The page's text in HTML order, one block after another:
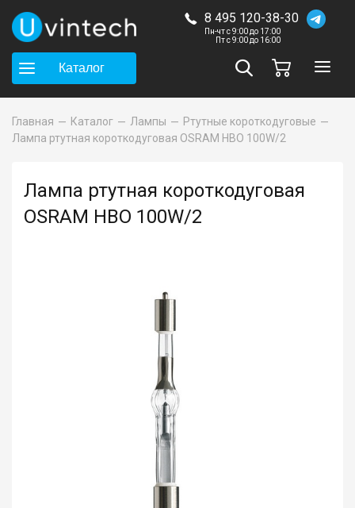
8 495 120-38-30
Пн-чт с 9:00 до 17:00
Пт с 9:00 до 16:00
Каталог
Главная Каталог Лампы
Ртутные короткодуговые
Лампа ртутная короткодуговая OSRAM HBO 100W/2
Лампа ртутная короткодуговая
OSRAM HBO 100W/2